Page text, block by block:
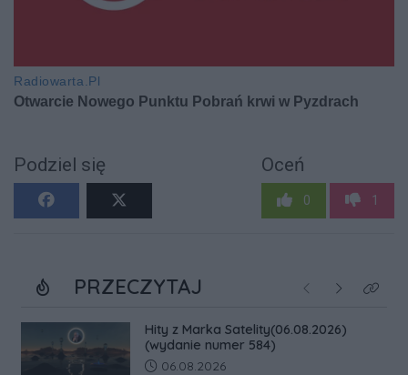
Podziel się Oceń
0 1
PRZECZYTAJ Poprzednie
NastępneKliknij
Hity z Marka Satelity(06.08.2026)
(wydanie numer 584)
Data dodania artykułu:
06.08.2026